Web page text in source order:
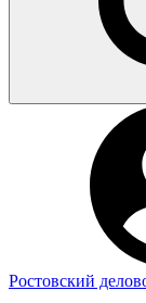
Ростовский